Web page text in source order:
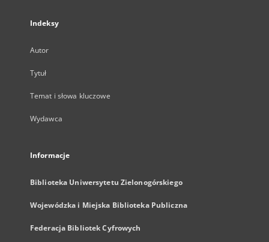
Indeksy
Autor
Tytuł
Temat i słowa kluczowe
Wydawca
Informacje
Biblioteka Uniwersytetu Zielonogórskiego
Wojewódzka i Miejska Biblioteka Publiczna
Federacja Bibliotek Cyfrowych